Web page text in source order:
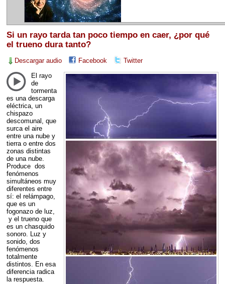
Si un rayo tarda tan poco tiempo en caer, ¿por qué
el trueno dura tanto?
Descargar audio Facebook Twitter
El rayo
de
tormenta
es una descarga
eléctrica, un
chispazo
descomunal, que
surca el aire
entre una nube y
tierra o entre dos
zonas distintas
de una nube.
Produce dos
fenómenos
simultáneos muy
diferentes entre
sí: el relámpago,
que es un
fogonazo de luz,
y el trueno que
es un chasquido
sonoro. Luz y
sonido, dos
fenómenos
totalmente
distintos. En esa
diferencia radica
la respuesta.